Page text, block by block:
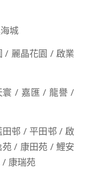
城
/ 麗晶花園 / 啟業
寰 / 嘉匯 / 龍譽 /
邨 / 平田邨 / 啟
/ 康田苑 / 鯉安
康瑞苑